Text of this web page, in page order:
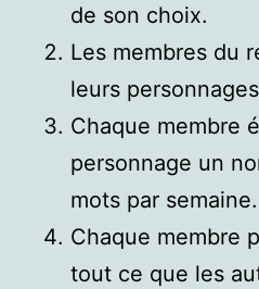
de son choix.
Les membres du
leurs
Chaque membre
personnage un
mots par semaine.
Chaque membre
tout ce que les